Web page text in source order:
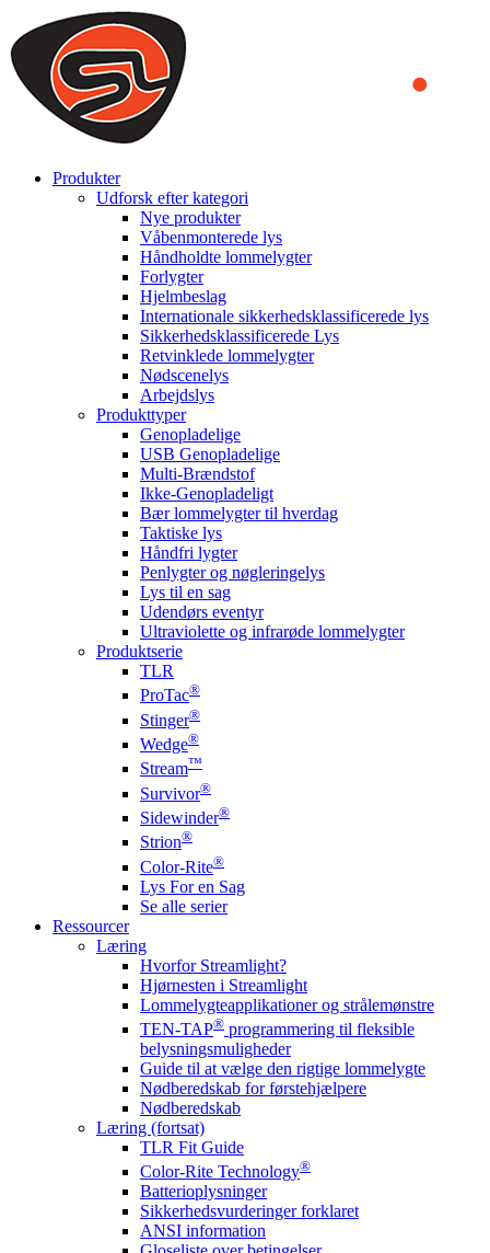
We use cookies to ensure that we provide you the best experience
on our website. By continuing to browse this website, you accept
that cookies are used to help us analyze how the website is used and
to offer you a better experience. To learn more or to find out how
you can disable cookies, you can access our
Produkter
Udforsk efter kategori
Nye produkter
Våbenmonterede lys
Håndholdte lommelygter
Forlygter
Hjelmbeslag
Internationale sikkerhedsklassificerede lys
Sikkerhedsklassificerede Lys
Retvinklede lommelygter
Nødscenelys
Arbejdslys
Produkttyper
Genopladelige
USB Genopladelige
Multi-Brændstof
Ikke-Genopladeligt
Bær lommelygter til hverdag
Taktiske lys
Håndfri lygter
Penlygter og nøgleringelys
Lys til en sag
Udendørs eventyr
Ultraviolette og infrarøde lommelygter
Produktserie
TLR
ProTac®
Stinger®
Wedge®
Stream™
Survivor®
Sidewinder®
Strion®
Color-Rite®
Lys For en Sag
Se alle serier
Ressourcer
Læring
Hvorfor Streamlight?
Hjørnesten i Streamlight
Lommelygteapplikationer og strålemønstre
TEN-TAP® programmering til fleksible
belysningsmuligheder
Guide til at vælge den rigtige lommelygte
Nødberedskab for førstehjælpere
Nødberedskab
Læring (fortsat)
TLR Fit Guide
Color-Rite Technology®
Batterioplysninger
Sikkerhedsvurderinger forklaret
ANSI information